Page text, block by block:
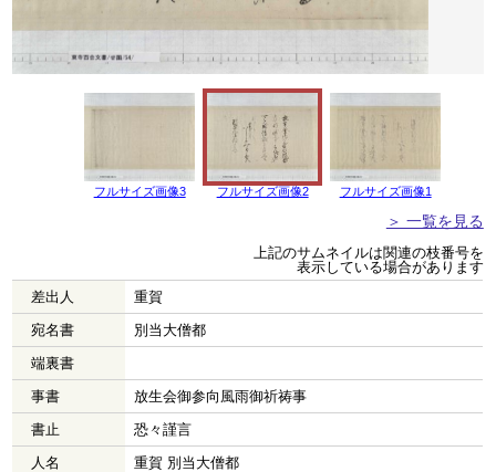
フルサイズ画像3 フルサイズ画像2 フルサイズ画像1
＞ 一覧を見る
上記のサムネイルは関連の枝番号を
表示している場合があります
差出人
重賀
宛名書
別当大僧都
端裏書
事書
放生会御参向風雨御祈祷事
書止
恐々謹言
人名
重賀 別当大僧都